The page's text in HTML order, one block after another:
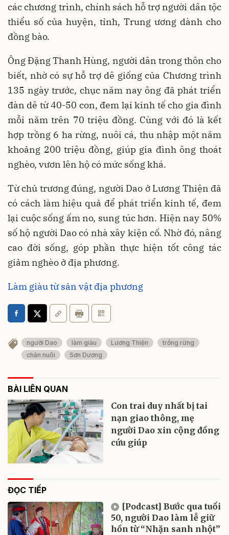
các chương trình, chính sách hỗ trợ người dân tộc
thiểu số của huyện, tỉnh, Trung ương dành cho
đồng bào.
Ông Đặng Thanh Hùng, người dân trong thôn cho
biết, nhờ có sự hỗ trợ dê giống của Chương trình
135 ngày trước, chục năm nay ông đã phát triển
đàn dê từ 40-50 con, đem lại kinh tế cho gia đình
mỗi năm trên 70 triệu đồng. Cùng với đó là kết
hợp trồng 6 ha rừng, nuôi cá, thu nhập một năm
khoảng 200 triệu đồng, giúp gia đình ông thoát
nghèo, vươn lên hộ có mức sống khá.
Từ chủ trương đúng, người Dao ở Lương Thiện đã
có cách làm hiệu quả để phát triển kinh tế, đem
lại cuộc sống ấm no, sung túc hơn. Hiện nay 50%
số hộ người Dao có nhà xây kiện cố. Nhờ đó, nâng
cao đời sống, góp phần thực hiện tốt công tác
giảm nghèo ở địa phương.
Làm giàu từ sản vật địa phương
người Dao làm giàu Lương Thiện
trồng rừng
chăn nuôi
Sơn Dương
BÀI LIÊN QUAN
Con trai duy nhất bị tai
nạn giao thông, mẹ
người Dao xin cộng đồng
cứu giúp
ĐỌC TIẾP
[Podcast] Bước qua tuổi
50, người Dao làm lễ giữ
hồn từ “Nhặn sanh nhột”